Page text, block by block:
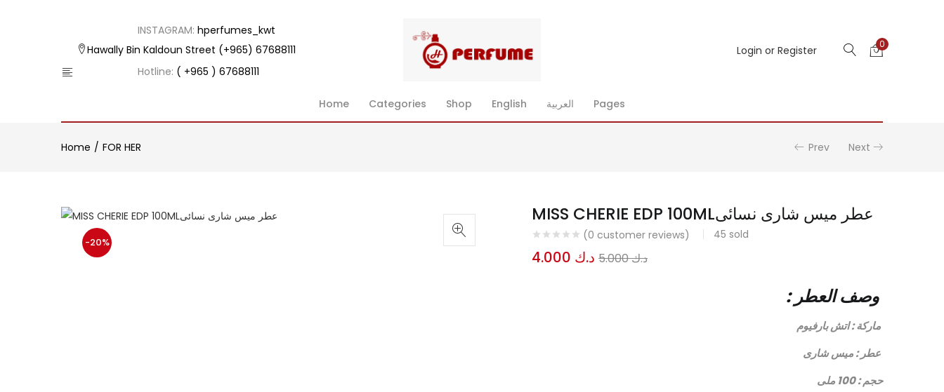
INSTAGRAM: hperfumes_kwt
Hawally Bin Kaldoun Street (+965) 67688111
Hotline: ( +965 ) 67688111
Login or Register 0
Home Categories Shop English العربية Pages
Home FOR HER Prev Next
-20%
MISS CHERIE EDP 100MLعطر ميس شارى نسائى
(0 customer reviews) 45 sold
د.ك د.ك5.000
حجم : 100 ملى